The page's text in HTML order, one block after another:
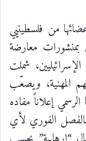
من فلسطينيي
بمنشورات معارضة
شملت
المهنية، ويصعّب
إعلاناً مفاده
الفوري لأي